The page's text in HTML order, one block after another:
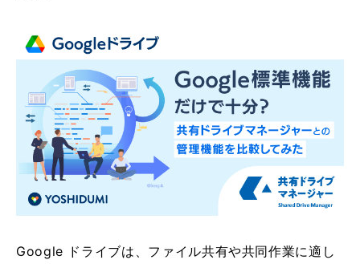
Google ドライブは、ファイル共有や共同作業に適し